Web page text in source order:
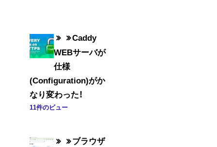
Caddy
WEBサーバが
仕様
(Configuration)がか
なり変わった！
11件のビュー
ブラウザ